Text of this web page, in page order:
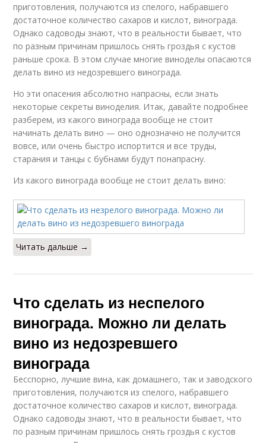
приготовления, получаются из спелого, набравшего
достаточное количество сахаров и кислот, винограда.
Однако садоводы знают, что в реальности бывает, что
по разным причинам пришлось снять гроздья с кустов
раньше срока. В этом случае многие виноделы опасаются
делать вино из недозревшего винограда.
Но эти опасения абсолютно напрасны, если знать
некоторые секреты виноделия. Итак, давайте подробнее
разберем, из какого винограда вообще не стоит
начинать делать вино — оно однозначно не получится
вовсе, или очень быстро испортится и все труды,
старания и танцы с бубнами будут понапрасну.
Из какого винограда вообще не стоит делать вино:
Читать дальше →
Что сделать из неспелого
винограда. Можно ли делать
вино из недозревшего
винограда
Бесспорно, лучшие вина, как домашнего, так и заводского
приготовления, получаются из спелого, набравшего
достаточное количество сахаров и кислот, винограда.
Однако садоводы знают, что в реальности бывает, что
по разным причинам пришлось снять гроздья с кустов